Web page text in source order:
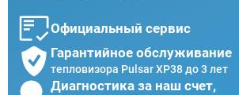
Официальный сервис
Гарантийное обслуживание
тепловизора Pulsar XP38 до 3 лет
Диагностика за наш счет,